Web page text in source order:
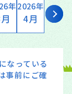
年2026年
4月
2026年
5月
なっている
事前にご確